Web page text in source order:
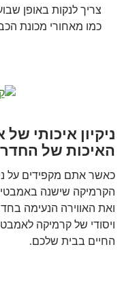
צריך לנקות באופן
כמו מאחורי מכונת
ניקיון איכותי
האיכות של החדר
כאשר אתם מקפידים על
הקרמיקה שישנה
ואת האווירה הנעימה
ויסודי של קרמיקה
החיים בבית שלכם.